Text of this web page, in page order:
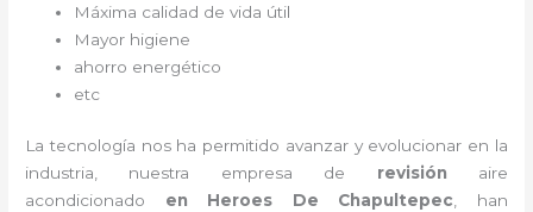
Máxima calidad de vida útil
Mayor higiene
ahorro energético
etc
La tecnología nos ha permitido avanzar y evolucionar en la
industria, nuestra empresa de revisión aire
acondicionado en Heroes De Chapultepec, han